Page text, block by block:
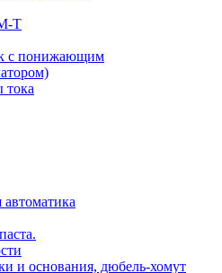
Т
с понижающим
тока
и основания, дюбель-хомут